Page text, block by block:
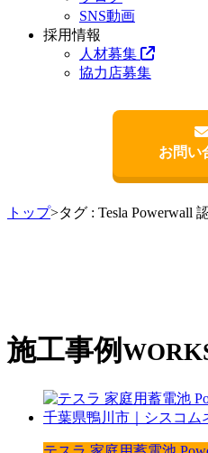
SNS動画
採用情報
人材募集
協力店募集
お問い
トップ>タグ : Tesla Powerwall
施工事例